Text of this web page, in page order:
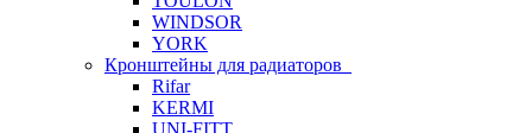
WINDSOR
YORK
Кронштейны для радиаторов
Rifar
KERMI
UNI-FITT